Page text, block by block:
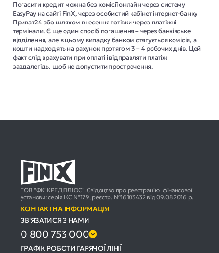
Погасити кредит можна без комісії онлайн через систему
EasyPay на сайті FinX, через особистий кабінет інтернет-банку
Приват24 або шляхом внесення готівки через платіжні
термінали. Є ще один спосіб погашення – через банківське
відділення, але в цьому випадку банком стягується комісія, а
кошти надходять на рахунок протягом 3 – 4 робочих днів. Цей
факт слід врахувати при оплаті і відправляти платіж
заздалегідь, щоб не допустити прострочення.
ТОВ "ФК"КРЕДІПЛЮС". Свідоцтво про реєстрацію фінансової
установи: серія ІКС №179, реєстр. №16103432 від 09.08.2016 р.
КОНТАКТНА ІНФОРМАЦІЯ
ЗВ'ЯЗАТИСЯ З НАМИ
0 800 753 000
ГРАФІК РОБОТИ ГАРЯЧОЇ ЛІНІЇ